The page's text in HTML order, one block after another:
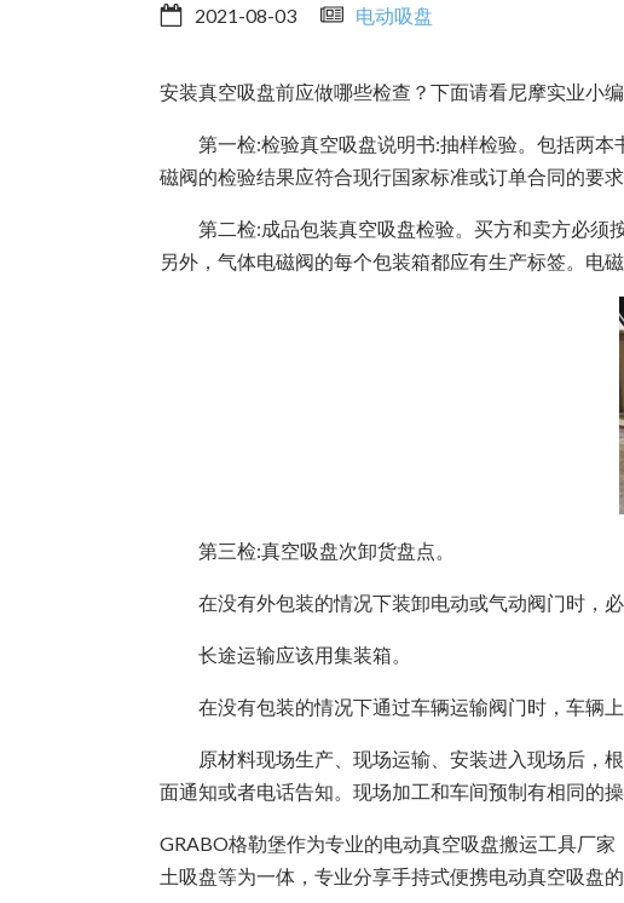
2021-08-03 电动吸盘
安装真空吸盘前应做哪些检查？下面请看尼摩实业小编
第一检:检验真空吸盘说明书:抽样检验。包括两本
磁阀的检验结果应符合现行国家标准或订单合同的要
第二检:成品包装真空吸盘检验。买方和卖方必须按
另外，气体电磁阀的每个包装箱都应有生产标签。电
第三检:真空吸盘次卸货盘点。
在没有外包装的情况下装卸电动或气动阀门时，必
长途运输应该用集装箱。
在没有包装的情况下通过车辆运输阀门时，车辆上
原材料现场生产、现场运输、安装进入现场后，根
面通知或者电话告知。现场加工和车间预制有相同的
GRABO格勒堡作为专业的电动真空吸盘搬运工具厂
土吸盘等为一体，专业分享手持式便携电动真空吸盘